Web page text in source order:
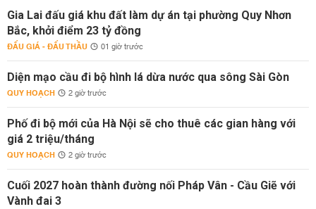
Gia Lai đấu giá khu đất làm dự án tại phường Quy Nhơn
Bắc, khởi điểm 23 tỷ đồng
ĐẤU GIÁ - ĐẤU THẦU 01 giờ trước
Diện mạo cầu đi bộ hình lá dừa nước qua sông Sài Gòn
QUY HOẠCH 2 giờ trước
Phố đi bộ mới của Hà Nội sẽ cho thuê các gian hàng với
giá 2 triệu/tháng
QUY HOẠCH 2 giờ trước
Cuối 2027 hoàn thành đường nối Pháp Vân - Cầu Giẽ với
Vành đai 3